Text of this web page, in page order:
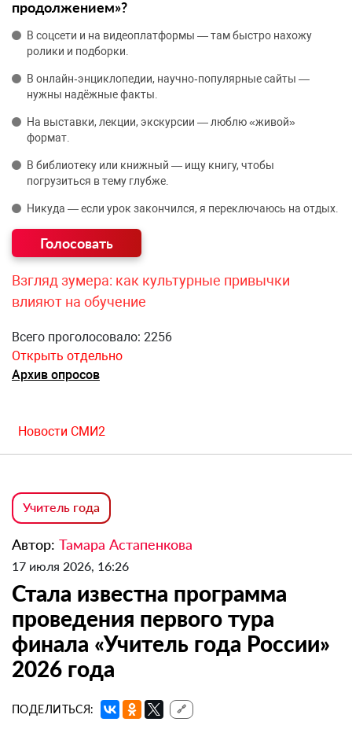
продолжением»?
В соцсети и на видеоплатформы — там быстро нахожу
ролики и подборки.
В онлайн‑энциклопедии, научно‑популярные сайты —
нужны надёжные факты.
На выставки, лекции, экскурсии — люблю «живой»
формат.
В библиотеку или книжный — ищу книгу, чтобы
погрузиться в тему глубже.
Никуда — если урок закончился, я переключаюсь на отдых.
Взгляд зумера: как культурные привычки
влияют на обучение
Всего проголосовало: 2256
Открыть отдельно
Архив опросов
Новости СМИ2
Учитель года
Автор: Тамара Астапенкова
17 июля 2026, 16:26
Стала известна программа
проведения первого тура
финала «Учитель года России»
2026 года
ПОДЕЛИТЬСЯ: 🔗